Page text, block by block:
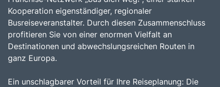
Kooperation eigenständiger, regionaler
Busreiseveranstalter. Durch diesen Zusammenschluss
profitieren Sie von einer enormen Vielfalt an
Destinationen und abwechslungsreichen Routen in
ganz Europa.
Ein unschlagbarer Vorteil für Ihre Reiseplanung: Die